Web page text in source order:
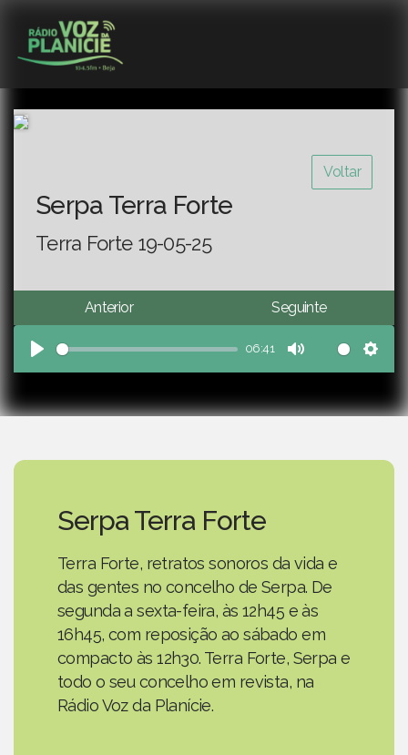
Voltar
Serpa Terra Forte
Terra Forte 19-05-25
Anterior Seguinte
Play
06:41
Mute
Serpa Terra Forte
Terra Forte, retratos sonoros da vida e
das gentes no concelho de Serpa. De
segunda a sexta-feira, às 12h45 e às
16h45, com reposição ao sábado em
compacto às 12h30. Terra Forte, Serpa e
todo o seu concelho em revista, na
Rádio Voz da Planície.